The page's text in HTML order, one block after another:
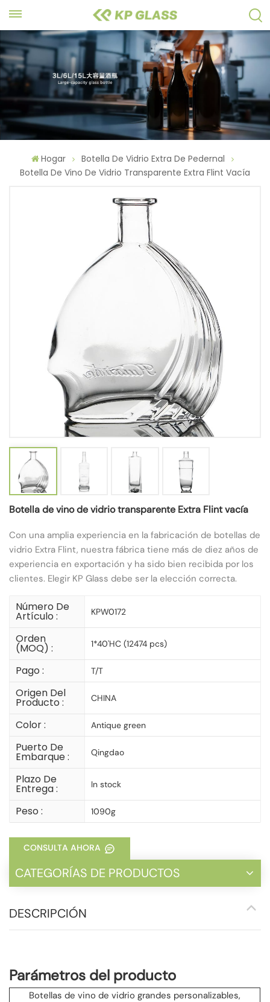
Hogar
Botella De Vidrio Extra De Pedernal
Botella De Vino De Vidrio Transparente Extra Flint Vacía
Botella de vino de vidrio transparente Extra Flint vacía
Con una amplia experiencia en la fabricación de botellas de
vidrio Extra Flint, nuestra fábrica tiene más de diez años de
experiencia en exportación y ha sido bien recibida por los
clientes. Elegir KP Glass debe ser la elección correcta.
Número De
Artículo : KPW0172
Orden
(MOQ) : 1*40'HC (12474 pcs)
Pago : T/T
Origen Del
Producto : CHINA
Color : Antique green
Puerto De
Embarque : Qingdao
Plazo De
Entrega : In stock
Peso : 1090g
CONSULTA AHORA
CATEGORÍAS DE PRODUCTOS
DESCRIPCIÓN
Parámetros del producto
Botellas de vino de vidrio grandes personalizables,